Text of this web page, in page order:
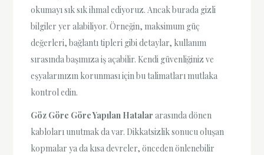
okumayı sık sık ihmal ediyoruz. Ancak burada gizli
bilgiler yer alabiliyor. Örneğin, maksimum güç
değerleri, bağlantı tipleri gibi detaylar, kullanım
sırasında başımıza iş açabilir. Kendi güvenliğiniz ve
eşyalarınızın korunması için bu talimatları mutlaka
kontrol edin.
Göz Göre Göre Yapılan Hatalar arasında dönen
kabloları unutmak da var. Dikkatsizlik sonucu oluşan
kopmalar ya da kısa devreler, önceden önlenebilir